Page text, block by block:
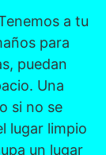
a tu
para
puedan
Una
si no se
lugar limpio
un lugar